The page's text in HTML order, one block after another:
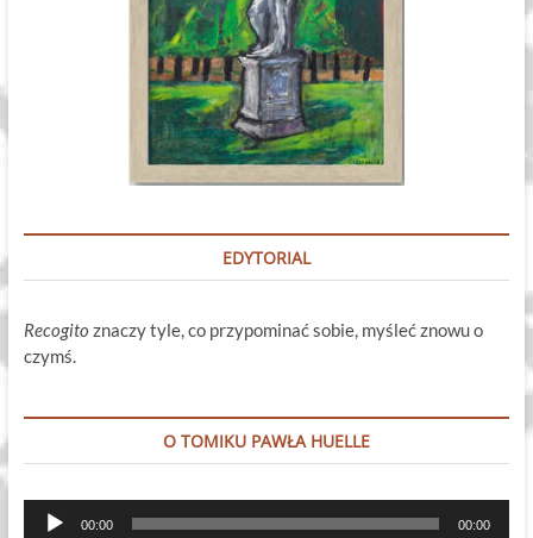
EDYTORIAL
Recogito znaczy tyle, co przypominać sobie, myśleć znowu o
czymś.
O TOMIKU PAWŁA HUELLE
Odtwarzacz
00:00 00:00